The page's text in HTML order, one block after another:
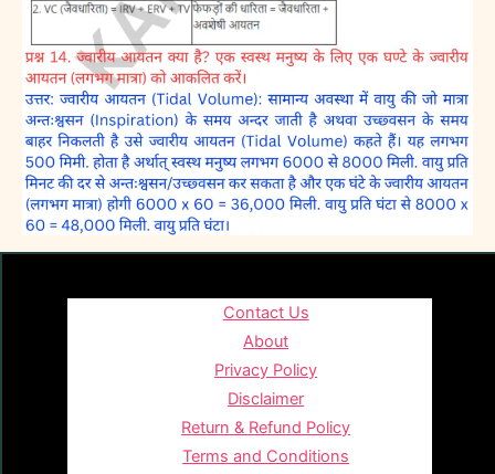
Contact Us
About
Privacy Policy
Disclaimer
Return & Refund Policy
Terms and Conditions